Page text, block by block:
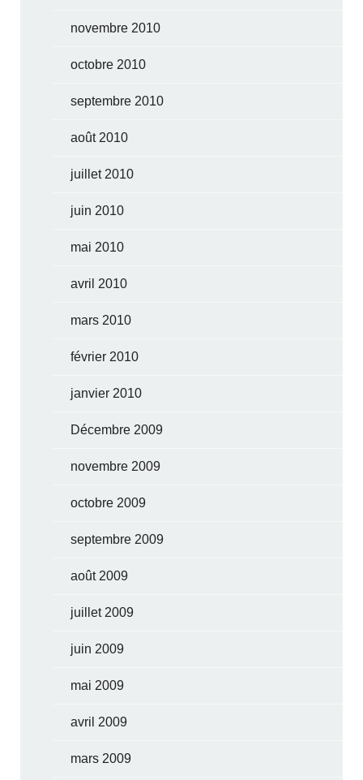
novembre 2010
octobre 2010
septembre 2010
août 2010
juillet 2010
juin 2010
mai 2010
avril 2010
mars 2010
février 2010
janvier 2010
Décembre 2009
novembre 2009
octobre 2009
septembre 2009
août 2009
juillet 2009
juin 2009
mai 2009
avril 2009
mars 2009